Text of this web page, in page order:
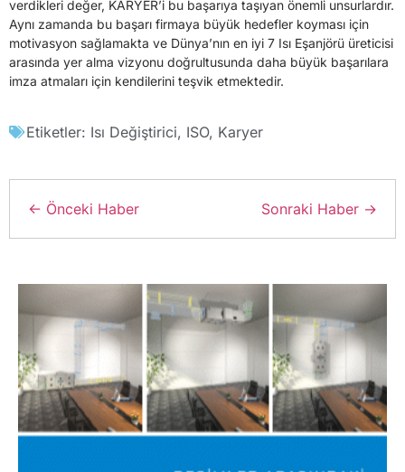
verdikleri değer, KARYER’i bu başarıya taşıyan önemli unsurlardır.
Aynı zamanda bu başarı firmaya büyük hedefler koyması için
motivasyon sağlamakta ve Dünya’nın en iyi 7 Isı Eşanjörü üreticisi
arasında yer alma vizyonu doğrultusunda daha büyük başarılara
imza atmaları için kendilerini teşvik etmektedir.
Etiketler: Isı Değiştirici, ISO, Karyer
← Önceki Haber Sonraki Haber →